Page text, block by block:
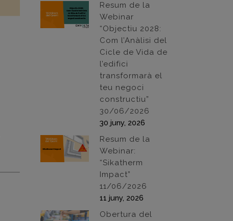
Resum de la
Webinar
“Objectiu 2028:
Com l’Anàlisi del
Cicle de Vida de
l’edifici
transformarà el
teu negoci
constructiu”
30/06/2026
30 juny, 2026
Resum de la
Webinar:
“Sikatherm
Impact”
11/06/2026
11 juny, 2026
Obertura del